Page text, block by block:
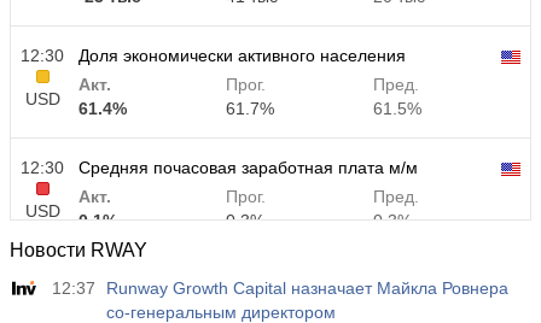
12:30
USD
Доля экономически активного населения
Акт.
61.4%
Прог.
61.7%
Пред.
61.5%
12:30
USD
Средняя почасовая заработная плата м/м
Акт.
0.1%
Прог.
0.3%
Пред.
0.3%
12:30
Средняя почасовая заработная плата г/г
Акт.
Прог.
Новости RWAY
12:37
Runway Growth Capital назначает Майкла Ровнера
со-генеральным директором